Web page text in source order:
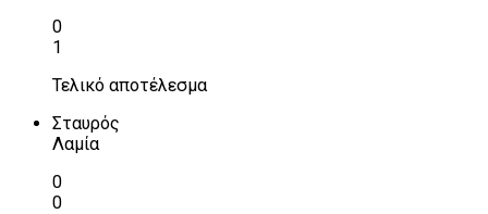
0
1
Τελικό αποτέλεσμα
Σταυρός
Λαμία
0
0